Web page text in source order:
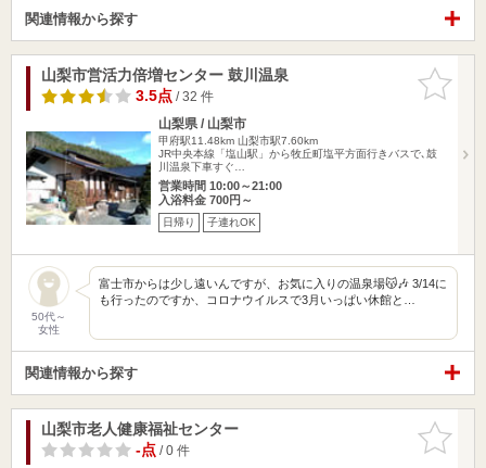
関連情報から探す
お気に入
りに追加
山梨市営活力倍増センター 鼓川温泉
3.5点/ 32 件
山梨県 / 山梨市
甲府駅11.48km 山梨市駅7.60km
JR中央本線「塩山駅」から牧丘町塩平方面行きバスで､鼓
川温泉下車すぐ…
営業時間 10:00～21:00
入浴料金 700円～
日帰り 子連れOK
50代～
女性
富士市からは少し遠いんですが、お気に入りの温泉場😽🎶 3/14に
も行ったのですか、コロナウイルスで3月いっぱい休館と…
関連情報から探す
お気に入
りに追加
山梨市老人健康福祉センター
-点/ 0 件